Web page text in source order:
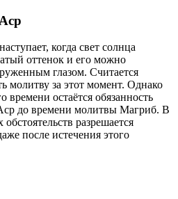
когда свет солнца
оттенок и его можно
глазом. Считается
молитву за этот момент. Однако
времени остаётся обязанность
до времени молитвы Магриб. В
разрешается
после истечения этого